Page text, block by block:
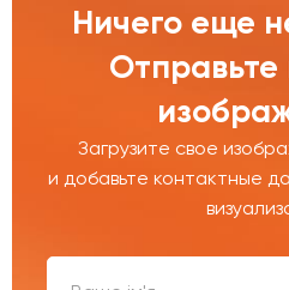
Ничего еще
Загрузите свое
и добавьте контактные